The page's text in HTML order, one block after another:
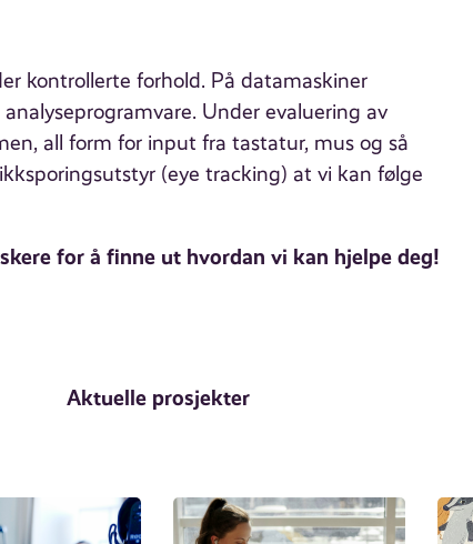
kontrollerte forhold. På datamaskiner
Under evaluering av
all form for input fra tastatur, mus og så
(eye tracking) at vi kan følge
for å finne ut hvordan vi kan hjelpe deg!
Aktuelle prosjekter